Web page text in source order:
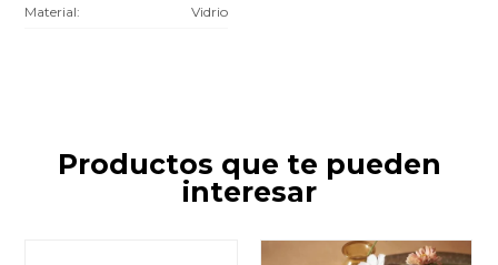
Material Vidrio
Productos que te pueden
interesar